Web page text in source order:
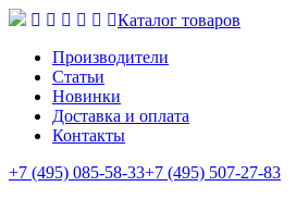
Каталог товаров
Производители
Статьи
Новинки
Доставка и оплата
Контакты
+7 (495) 085-58-33+7 (495) 507-27-83